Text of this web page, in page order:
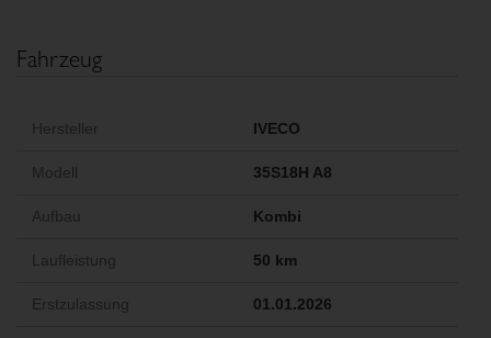
Fahrzeug
Hersteller IVECO
Modell 35S18H A8
Aufbau Kombi
Laufleistung 50 km
Erstzulassung 01.01.2026